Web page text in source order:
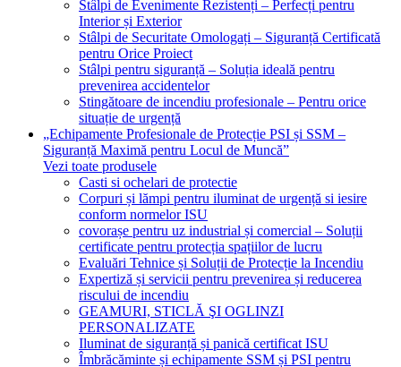
Stâlpi de Evenimente Rezistenți – Perfecți pentru
Interior și Exterior
Stâlpi de Securitate Omologați – Siguranță Certificată
pentru Orice Proiect
Stâlpi pentru siguranță – Soluția ideală pentru
prevenirea accidentelor
Stingătoare de incendiu profesionale – Pentru orice
situație de urgență
„Echipamente Profesionale de Protecție PSI și SSM –
Siguranță Maximă pentru Locul de Muncă”
Vezi toate produsele
Casti si ochelari de protectie
Corpuri și lămpi pentru iluminat de urgență si iesire
conform normelor ISU
covorașe pentru uz industrial și comercial – Soluții
certificate pentru protecția spațiilor de lucru
Evaluări Tehnice și Soluții de Protecție la Incendiu
Expertiză și servicii pentru prevenirea și reducerea
riscului de incendiu
GEAMURI, STICLĂ ŞI OGLINZI
PERSONALIZATE
Iluminat de siguranță și panică certificat ISU
Îmbrăcăminte și echipamente SSM și PSI pentru